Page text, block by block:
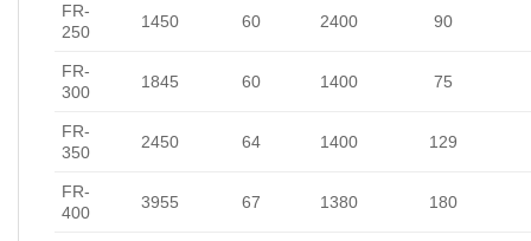
FR-
250
1450 60 2400 90
FR-
300
1845 60 1400 75
FR-
350
2450 64 1400 129
FR-
400
3955 67 1380 180